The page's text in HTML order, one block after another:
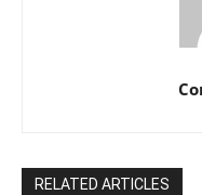
RELATED ARTICLES